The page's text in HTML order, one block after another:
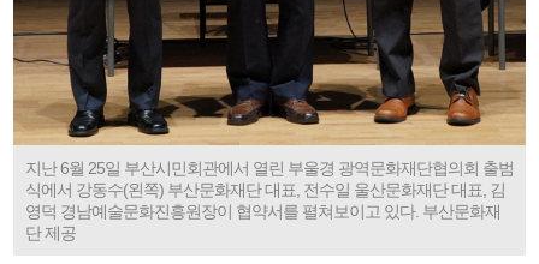
지난 6월 25일 부산시민회관에서 열린 부울경 광역문화재단협의회 출범
식에서 강동수(왼쪽) 부산문화재단 대표, 전수일 울산문화재단 대표, 김
영덕 경남예술문화진흥원장이 협약서를 펼쳐보이고 있다. 부산문화재
단 제공